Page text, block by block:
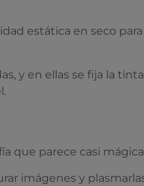
estática en seco
y en ellas se fija la
que parece casi
imágenes y